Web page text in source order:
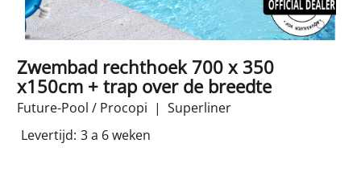
Zwembad rechthoek 700 x 350
x150cm + trap over de breedte
Future-Pool / Procopi
Superliner
Levertijd: 3 a 6 weken